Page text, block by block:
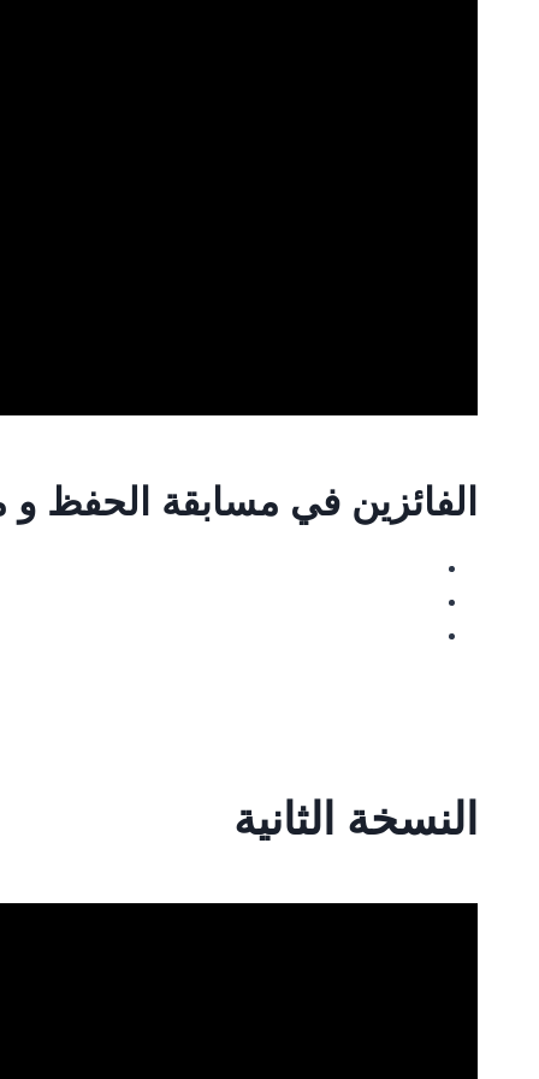
الفائزين في مسابقة الحفظ و
النسخة الثانية